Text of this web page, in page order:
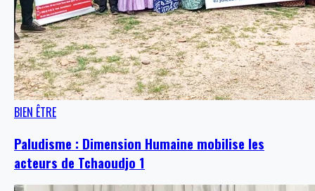
BIEN ÊTRE
Paludisme : Dimension Humaine mobilise les
acteurs de Tchaoudjo 1